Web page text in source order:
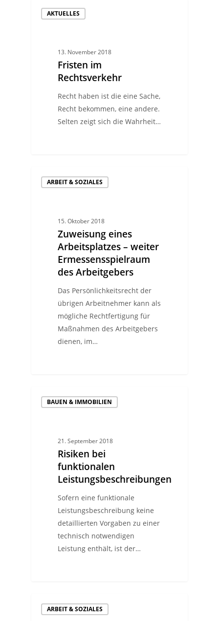
AKTUELLES
13. November 2018
Fristen im
Rechtsverkehr
Recht haben ist die eine Sache,
Recht bekommen, eine andere.
Selten zeigt sich die Wahrheit…
ARBEIT & SOZIALES
15. Oktober 2018
Zuweisung eines
Arbeitsplatzes – weiter
Ermessensspielraum
des Arbeitgebers
Das Persönlichkeitsrecht der
übrigen Arbeitnehmer kann als
mögliche Rechtfertigung für
Maßnahmen des Arbeitgebers
dienen, im…
BAUEN & IMMOBILIEN
21. September 2018
Risiken bei
funktionalen
Leistungsbeschreibungen
Sofern eine funktionale
Leistungsbeschreibung keine
detaillierten Vorgaben zu einer
technisch notwendigen
Leistung enthält, ist der…
ARBEIT & SOZIALES